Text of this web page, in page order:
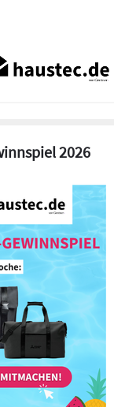
2026